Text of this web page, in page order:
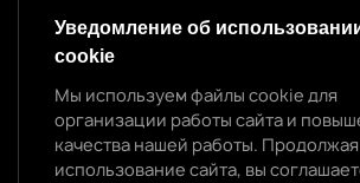
Реквизиты компании
ООО “МЭФ ЛИГАЛ”
ИНН 7704874992
ОГРН 5147746145718
Уведомление об использовании
Уведомление об
cookie
Мы используем файлы cookie для
организации работы сайта и
качества нашей работы. Продолжая
использование сайта, вы